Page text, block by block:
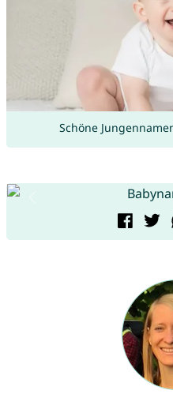
Schöne